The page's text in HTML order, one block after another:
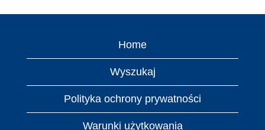
Home
Wyszukaj
Polityka ochrony prywatności
Warunki użytkowania